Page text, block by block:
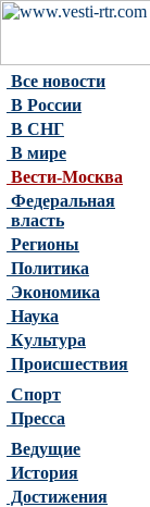
Все новости
В России
В СНГ
В мире
Вести-Москва
Федеральная
власть
Регионы
Политика
Экономика
Наука
Культура
Происшествия
Спорт
Пресса
Ведущие
История
Достижения